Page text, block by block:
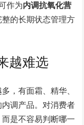
作为内调抗氧化营
的长期状态管理方
越难选
，有面霜、精华、
调产品。对消费者
是不容易判断哪一